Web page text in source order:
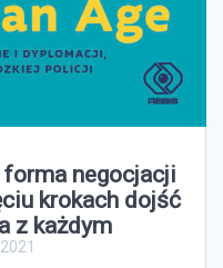
forma negocjacji
krokach dojść
z każdym